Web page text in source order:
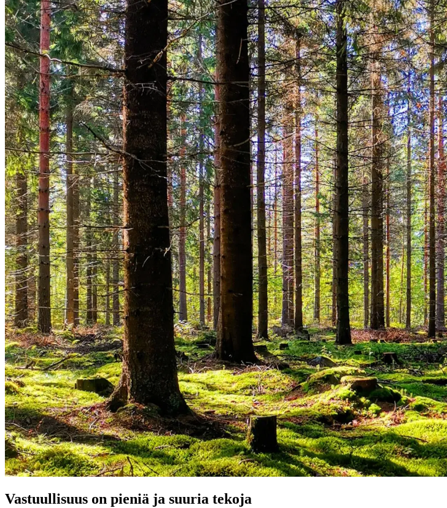
Vastuullisuus on pieniä ja suuria tekoja